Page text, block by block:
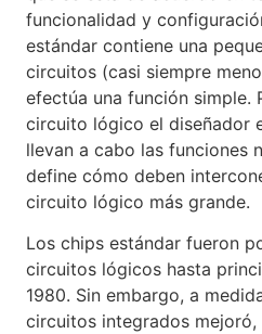
funcionalidad y
estándar contiene una
circuitos (casi siempre
efectúa una función simple.
circuito lógico el diseñador
llevan a cabo las funciones
define cómo deben
circuito lógico más grande.
Los chips estándar fueron
circuitos lógicos hasta
1980. Sin embargo, a
circuitos integrados